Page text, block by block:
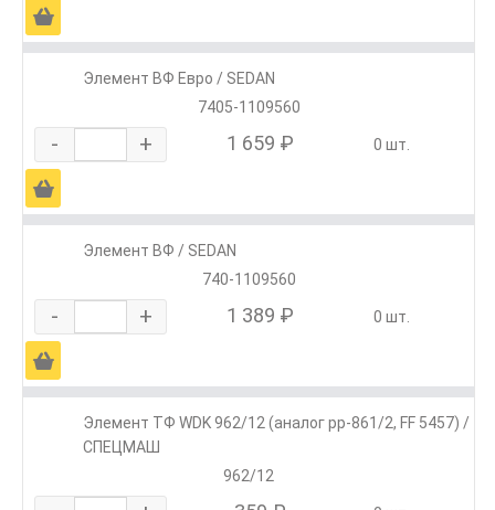
Ä
Элемент ВФ Евро / SEDAN
7405-1109560
- + 1 659 ₽ 0 шт.
Ä
Элемент ВФ / SEDAN
740-1109560
- + 1 389 ₽ 0 шт.
Ä
Элемент ТФ WDK 962/12 (аналог pp-861/2, FF 5457) /
СПЕЦМАШ
962/12